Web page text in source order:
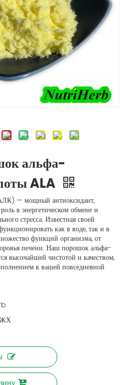
альфа-
ALA
— мощный антиоксидант,
в энергетическом обмене и
стресса. Известная своей
как в воде, так и в
функций организма, от
печени. Наш порошок альфа-
высочайшей чистотой и качеством,
к вашей повседневной